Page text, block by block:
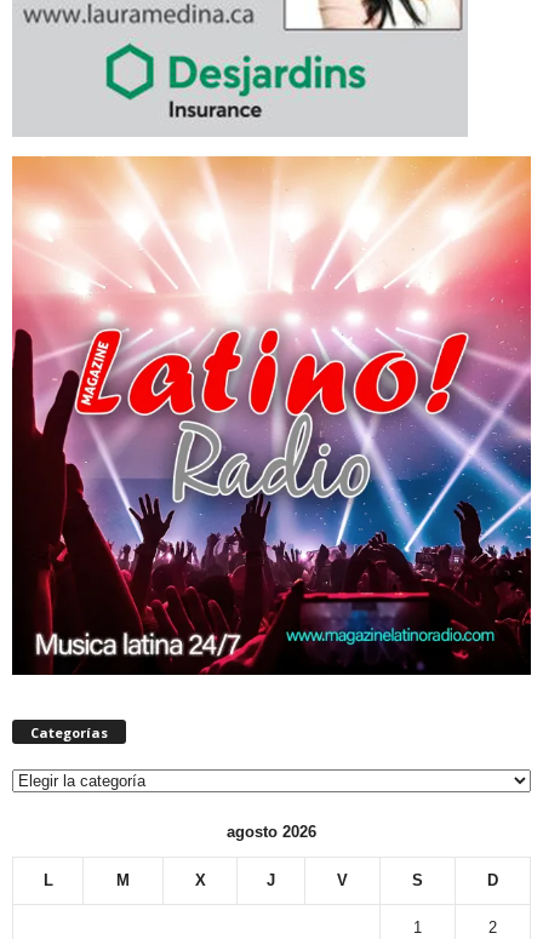
Categorías
Categorías
agosto 2026
L M X J V S D
1 2